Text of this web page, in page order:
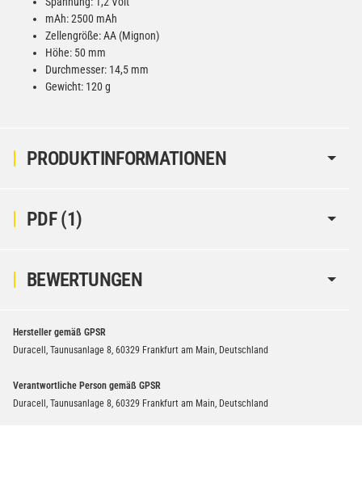
PRODUKTINFORMATIONEN
mAh: 2500 mAh
Zellengröße: AA (Mignon)
Höhe: 50 mm
Durchmesser: 14,5 mm
Gewicht: 120 g
PDF (1)
BEWERTUNGEN
Hersteller gemäß GPSR
Duracell, Taunusanlage 8, 60329 Frankfurt am Main, Deutschland
Verantwortliche Person gemäß GPSR
Duracell, Taunusanlage 8, 60329 Frankfurt am Main, Deutschland